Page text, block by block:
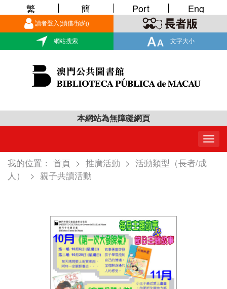
讀者登入(續借/預約)
網站搜索 文字大小
繁 簡 Port Eng
本網站為無障礙網頁
我的位置： 首頁 > 推廣活動 > 活動類型（長者/成
人）
> 親子共讀活動